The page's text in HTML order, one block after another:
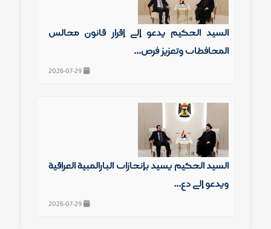
السيد الحكيم يدعو إلى إقرار قانون مجالس
المحافظات وتعزيز فرص...
2026-07-29
السيد الحكيم يشيد بإنجازات البارالمبية العراقية
ويدعو إلى دع...
2026-07-29